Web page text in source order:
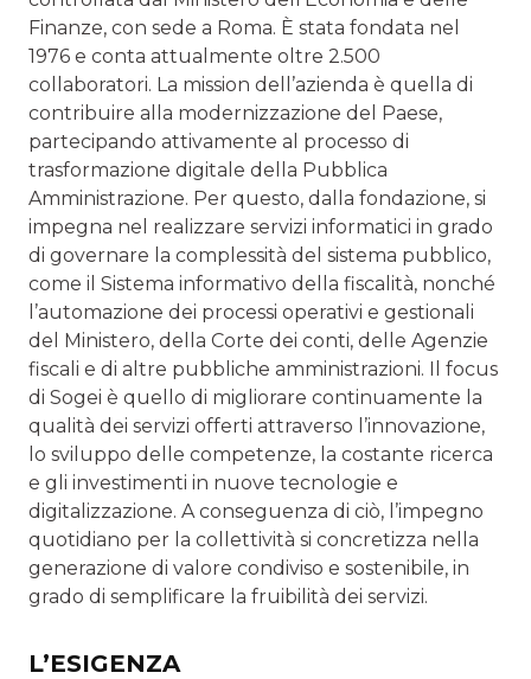
Finanze, con sede a Roma. È stata fondata nel
1976 e conta attualmente oltre 2.500
collaboratori. La mission dell’azienda è quella di
contribuire alla modernizzazione del Paese,
partecipando attivamente al processo di
trasformazione digitale della Pubblica
Amministrazione. Per questo, dalla fondazione, si
impegna nel realizzare servizi informatici in grado
di governare la complessità del sistema pubblico,
come il Sistema informativo della fiscalità, nonché
l’automazione dei processi operativi e gestionali
del Ministero, della Corte dei conti, delle Agenzie
fiscali e di altre pubbliche amministrazioni. Il focus
di Sogei è quello di migliorare continuamente la
qualità dei servizi offerti attraverso l’innovazione,
lo sviluppo delle competenze, la costante ricerca
e gli investimenti in nuove tecnologie e
digitalizzazione. A conseguenza di ciò, l’impegno
quotidiano per la collettività si concretizza nella
generazione di valore condiviso e sostenibile, in
grado di semplificare la fruibilità dei servizi.
L’ESIGENZA